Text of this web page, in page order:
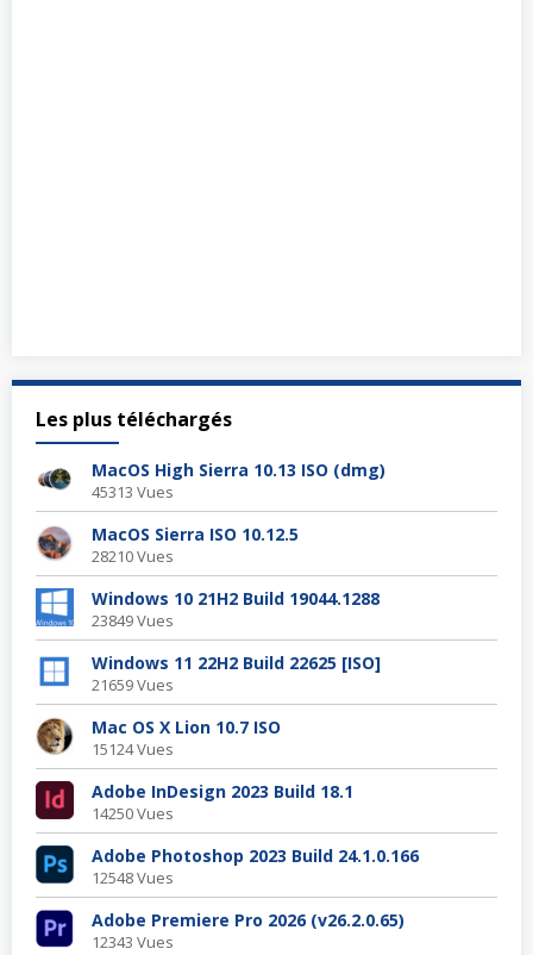
Les plus téléchargés
MacOS High Sierra 10.13 ISO (dmg)
45313 Vues
MacOS Sierra ISO 10.12.5
28210 Vues
Windows 10 21H2 Build 19044.1288
23849 Vues
Windows 11 22H2 Build 22625 [ISO]
21659 Vues
Mac OS X Lion 10.7 ISO
15124 Vues
Adobe InDesign 2023 Build 18.1
14250 Vues
Adobe Photoshop 2023 Build 24.1.0.166
12548 Vues
Adobe Premiere Pro 2026 (v26.2.0.65)
12343 Vues